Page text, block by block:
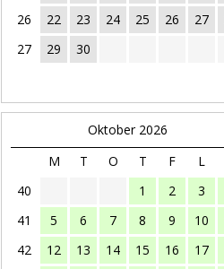
26
22 23 24 25 26 27
27
29 30
Oktober 2026
M
T O T F L
40
1 2 3
41
5 6 7 8 9 10
42
12 13 14 15 16 17